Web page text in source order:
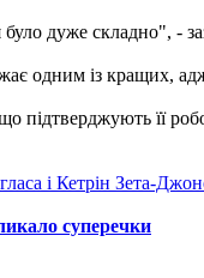
дуже складно", -
одним із кращих,
підтверджують її
і Кетрін Зета-
суперечки